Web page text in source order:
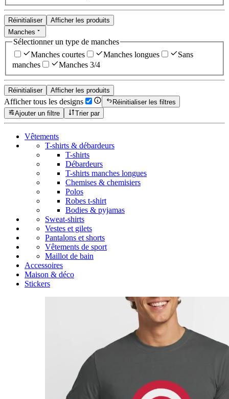
Réinitialiser
Afficher les produits
Manches
Sélectionner un type de manches
Manches courtes
Manches longues
Sans
manches
Manches 3/4
Réinitialiser Afficher les produits
Afficher tous les designs
Réinitialiser les filtres
Ajouter un filtre
Trier par
Vêtements
T-shirts & débardeurs
T-shirts
Débardeurs
T-shirts manches longues
Chemises & chemisiers
Polos
Robes t-shirt
Bodies & pyjamas
Sweat-shirts
Vestes et gilets
Pantalons et shorts
Vêtements de sport
Maillot de bain
Accessoires
Maison & déco
Stickers